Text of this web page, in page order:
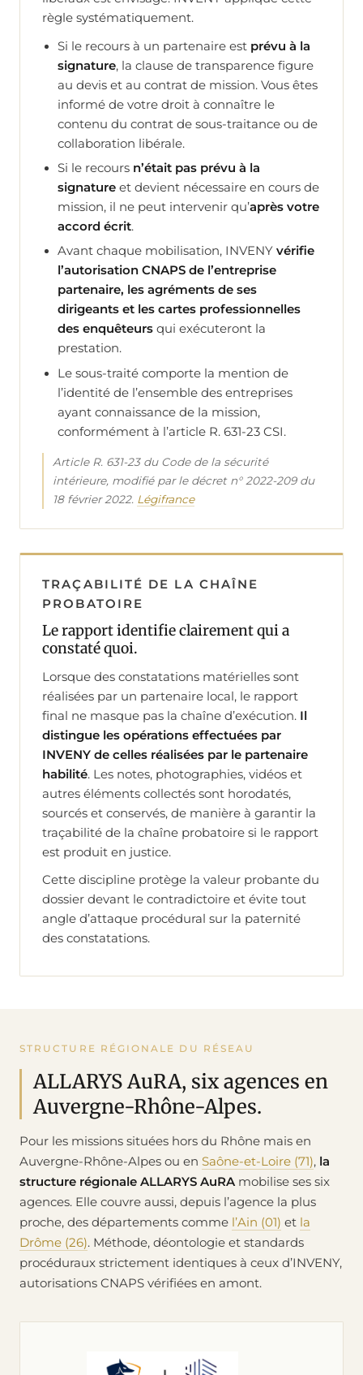
règle systématiquement.
Si le recours à un partenaire est prévu à la
signature, la clause de transparence figure
au devis et au contrat de mission. Vous êtes
informé de votre droit à connaître le
contenu du contrat de sous-traitance ou de
collaboration libérale.
Si le recours n’était pas prévu à la
signature et devient nécessaire en cours de
mission, il ne peut intervenir qu’après votre
accord écrit.
Avant chaque mobilisation, INVENYvérifie
l’autorisation CNAPS de l’entreprise
partenaire, les agréments de ses
dirigeants et les cartes professionnelles
des enquêteurs qui exécuteront la
prestation.
Le sous-traité comporte la mention de
l’identité de l’ensemble des entreprises
ayant connaissance de la mission,
conformément à l’article R. 631-23 CSI.
Article R. 631-23 du Code de la sécurité
intérieure, modifié par le décret n° 2022-209 du
18 février 2022. Légifrance
TRAÇABILITÉ DE LA CHAÎNE
PROBATOIRE
Le rapport identifie clairement qui a
constaté quoi.
Lorsque des constatations matérielles sont
réalisées par un partenaire local, le rapport
final ne masque pas la chaîne d’exécution. Il
distingue les opérations effectuées par
INVENY de celles réalisées par le partenaire
habilité. Les notes, photographies, vidéos et
autres éléments collectés sont horodatés,
sourcés et conservés, de manière à garantir la
traçabilité de la chaîne probatoire si le rapport
est produit en justice.
Cette discipline protège la valeur probante du
dossier devant le contradictoire et évite tout
angle d’attaque procédural sur la paternité
des constatations.
STRUCTURE RÉGIONALE DU RÉSEAU
ALLARYS AuRA, six agences en
Auvergne-Rhône-Alpes.
Pour les missions situées hors du Rhône mais en
Auvergne-Rhône-Alpes ou en Saône-et-Loire (71), la
structure régionale ALLARYS AuRA mobilise ses six
agences. Elle couvre aussi, depuis l’agence la plus
proche, des départements comme l’Ain (01) et la
Drôme (26). Méthode, déontologie et standards
procéduraux strictement identiques à ceux d’INVENY,
autorisations CNAPS vérifiées en amont.